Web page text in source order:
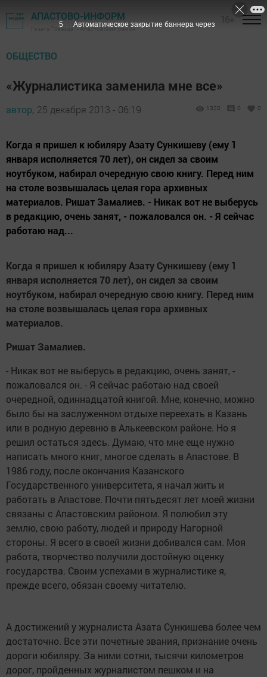
АПАСТОВО-ИНФОРМ
Газета "Звезда" - Апастовский район
ОБЩЕСТВО
«Журналистика заменила мне все»
автор, 25 декабря 2013 - 06:19 1320 0 0
Когда я пришел к юбиляру Азату Сункишеву (ему 1
января исполняется 70 лет), он сидел за своим
ноутбуком, набирал очередную свою книгу. Перед ним
на столе возвышалась целая гора архивных
материалов. Ришат Замалиев. - Никак вот не выберусь
в редакцию, очень занят, - пожаловался он. - Я сейчас
работаю над...
Когда я пришел к юбиляру Азату Сункишеву (ему 1
января исполняется 70 лет), он сидел за своим
ноутбуком, набирал очередную свою книгу. Перед ним
на столе возвышалась целая гора архивных
материалов.
Ришат Замалиев.
- Никак вот не выберусь в редакцию, очень занят, -
пожаловался он. - Я сейчас работаю над своей
очередной, одиннадцатой книгой. Мне, конечно, можно
было бы на заслуженном отдыхе переехать в Казань
или в родную деревню в Алькеевском районе. Но я
решил остаться здесь. Думаю, что мне еще нужно
написать много книг, многое сделать в Апастове. В
1986 году, после окончания Казанского
Государственного университета, я начал жить и
работать в Апастове. Почти пятьдесят лет моей жизни
связаны с Апастовским районом. Я полюбил эту
землю, свою работу, людей и природу Нагорной
стороны. Я всего в своей жизни добивался сам. Моя
работа, творчество получили достойную оценку
государства. Своим успехами в журналистике я,
прежде всего, обязан своему читателю.
А достижений у журналиста Азата Сункишева более чем
достаточно. Все эти почетные звания, признание очень
дороги юбиляру. За ними сотни, тысячи километров
дорог, пройденных журналистом пешком и на
4 Автоматическое закрытие баннера через